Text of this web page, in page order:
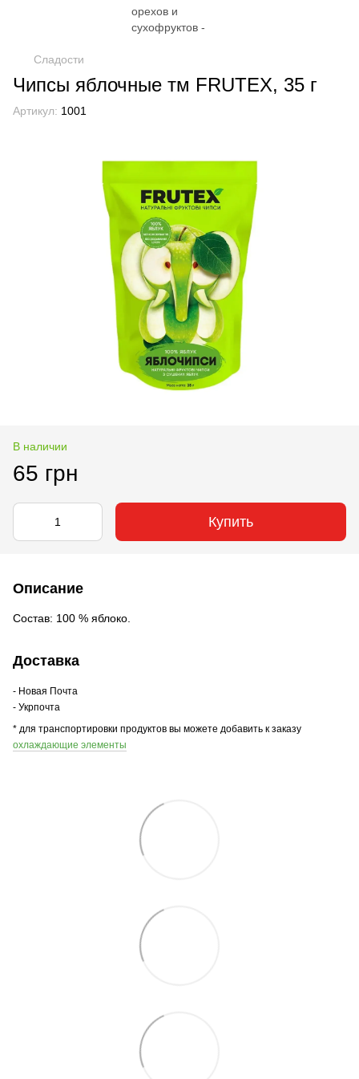
Сладости
Чипсы яблочные тм FRUTEX, 35 г
Артикул: 1001
В наличии
65 грн
Купить
Описание
Состав: 100 % яблоко.
Доставка
- Новая Почта
- Укрпочта
* для транспортировки продуктов вы можете добавить к заказу
охлаждающие элементы